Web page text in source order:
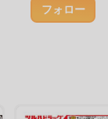
フォロー